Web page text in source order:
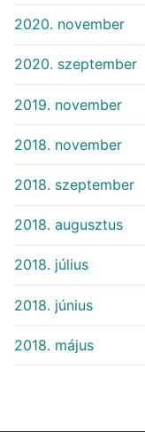
2020. november
2020. szeptember
2019. november
2018. november
2018. szeptember
2018. augusztus
2018. július
2018. június
2018. május